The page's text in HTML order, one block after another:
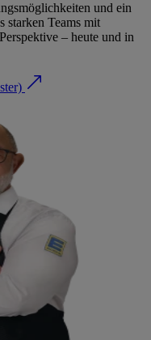
und ein
starken Teams mit
– heute und in